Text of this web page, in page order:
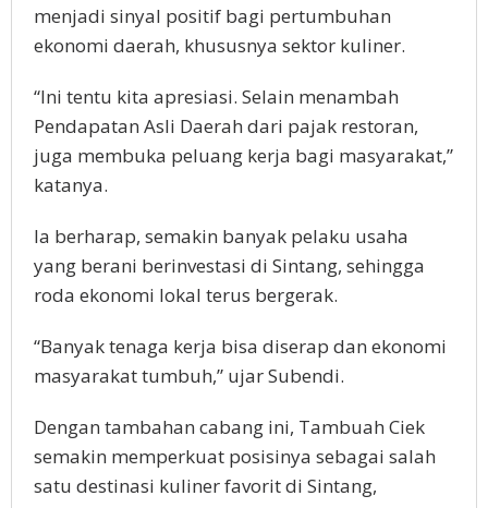
menjadi sinyal positif bagi pertumbuhan
ekonomi daerah, khususnya sektor kuliner.
“Ini tentu kita apresiasi. Selain menambah
Pendapatan Asli Daerah dari pajak restoran,
juga membuka peluang kerja bagi masyarakat,”
katanya.
Ia berharap, semakin banyak pelaku usaha
yang berani berinvestasi di Sintang, sehingga
roda ekonomi lokal terus bergerak.
“Banyak tenaga kerja bisa diserap dan ekonomi
masyarakat tumbuh,” ujar Subendi.
Dengan tambahan cabang ini, Tambuah Ciek
semakin memperkuat posisinya sebagai salah
satu destinasi kuliner favorit di Sintang,